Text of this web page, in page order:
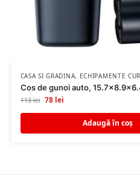
CASA SI GRADINA, ECHIPAMENTE
Cos de gunoi auto,
113lei 78 lei
Adaugă în coș